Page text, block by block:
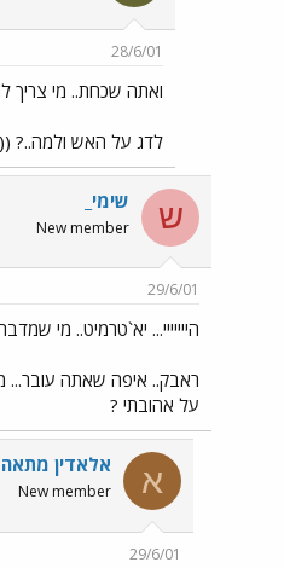
28/6/01
ואתה שכחת.. מי צריך
לדג על האש ולמה..?
ש שימי_
New member
29/6/01
הייייייי... יא`טרמיט.. מי שמדבר
ראבק.. איפה שאתה עובר...
על אהובתי ?
א אלאדין
New member
29/6/01